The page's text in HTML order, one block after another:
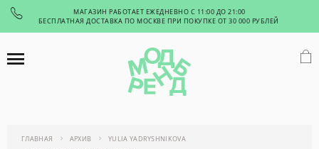
МАГАЗИН РАБОТАЕТ ЕЖЕДНЕВНО С 11:00 ДО 21:00
БЕСПЛАТНАЯ ДОСТАВКА ПО МОСКВЕ ПРИ ПОКУПКЕ ОТ 30 000 РУБЛЕЙ
ГЛАВНАЯ АРХИВ
YULIA YADRYSHNIKOVA